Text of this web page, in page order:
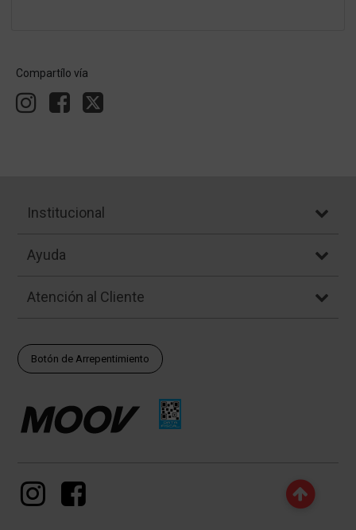
Compartílo vía
Institucional
Ayuda
Atención al Cliente
Botón de Arrepentimiento